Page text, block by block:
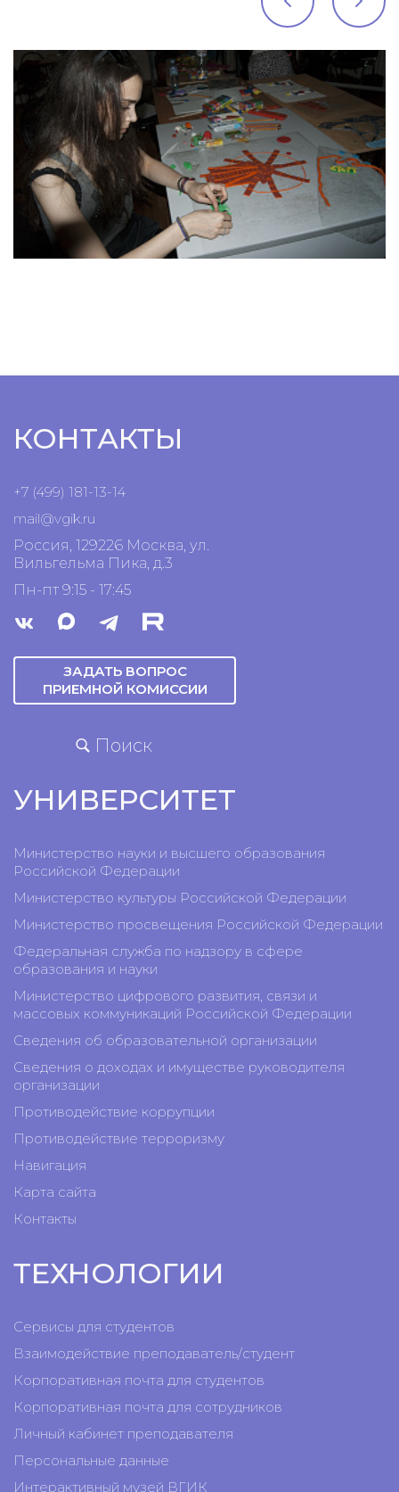
КОНТАКТЫ
+7 (499) 181-13-14
mail@vgik.ru
Россия, 129226 Москва, ул.
Вильгельма Пика, д.3
Пн-пт 9:15 - 17:45
ЗАДАТЬ ВОПРОС
ПРИЕМНОЙ КОМИССИИ
Поиск
УНИВЕРСИТЕТ
Министерство науки и высшего образования
Российской Федерации
Министерство культуры Российской Федерации
Министерство просвещения Российской Федерации
Федеральная служба по надзору в сфере
образования и науки
Министерство цифрового развития, связи и
массовых коммуникаций Российской Федерации
Сведения об образовательной организации
Сведения о доходах и имуществе руководителя
организации
Противодействие коррупции
Противодействие терроризму
Навигация
Карта сайта
Контакты
ТЕХНОЛОГИИ
Сервисы для студентов
Взаимодействие преподаватель/студент
Корпоративная почта для студентов
Корпоративная почта для сотрудников
Личный кабинет преподавателя
Персональные данные
Интерактивный музей ВГИК